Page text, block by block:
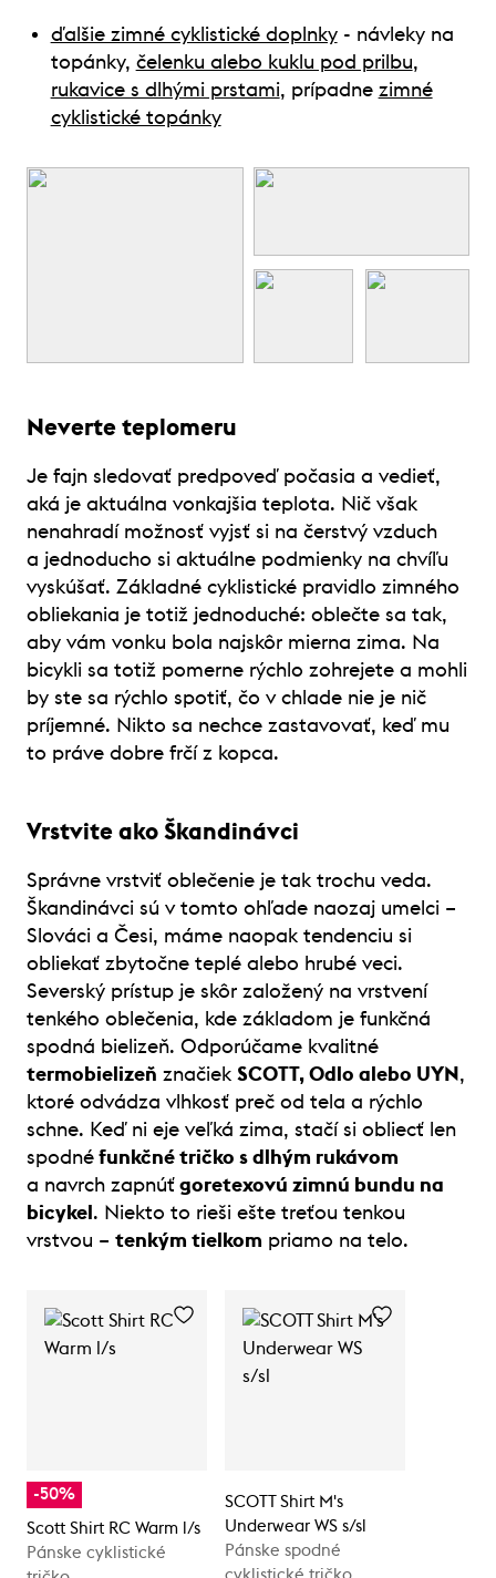
ďalšie zimné cyklistické doplnky- návleky na
topánky, čelenku alebo kuklu pod prilbu,
rukavice s dlhými prstami, prípadne zimné
cyklistické topánky
Neverte teplomeru
Je fajn sledovať predpoveď počasia a vedieť,
aká je aktuálna vonkajšia teplota. Nič však
nenahradí možnosť vyjsť si na čerstvý vzduch
a jednoducho si aktuálne podmienky na chvíľu
vyskúšať. Základné cyklistické pravidlo zimného
obliekania je totiž jednoduché: oblečte sa tak,
aby vám vonku bola najskôr mierna zima. Na
bicykli sa totiž pomerne rýchlo zohrejete a mohli
by ste sa rýchlo spotiť, čo v chlade nie je nič
príjemné. Nikto sa nechce zastavovať, keď mu
to práve dobre frčí z kopca.
Vrstvite ako Škandinávci
Správne vrstviť oblečenie je tak trochu veda.
Škandinávci sú v tomto ohľade naozaj umelci –
Slováci a Česi, máme naopak tendenciu si
obliekať zbytočne teplé alebo hrubé veci.
Severský prístup je skôr založený na vrstvení
tenkého oblečenia, kde základom je funkčná
spodná bielizeň. Odporúčame kvalitné
termobielizeň značiek SCOTT, Odlo alebo UYN ,
ktoré odvádza vlhkosť preč od tela a rýchlo
schne. Keď ni eje veľká zima, stačí si obliecť len
spodné funkčné tričko s dlhým rukávom
a navrch zapnúť goretexovú zimnú bundu na
bicykel . Niekto to rieši ešte treťou tenkou
vrstvou – tenkým tielkom priamo na telo.
-50%
Scott Shirt RC Warm l/s
Pánske cyklistické
SCOTT Shirt M's
Underwear WS s/sl
Pánske spodné